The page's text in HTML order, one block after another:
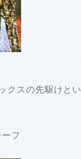
クスの先駆けとい
フ